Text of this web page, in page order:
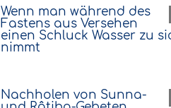
Wenn man während des
Fastens aus Versehen
einen Schluck Wasser zu
nimmt
Nachholen von Sunna-